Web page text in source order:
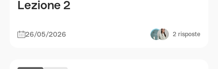
Lezione 2
26/05/2026 2 risposte